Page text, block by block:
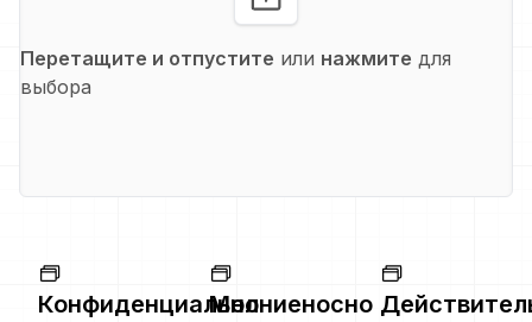
Перетащите и отпустите или нажмите для
выбора
КонфиденциальноМолниеносно